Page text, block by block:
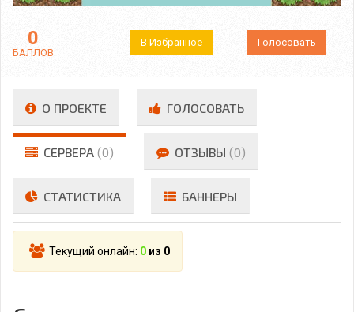
0
БАЛЛОВ
В Избранное Голосовать
О ПРОЕКТЕ ГОЛОСОВАТЬ
СЕРВЕРА (0) ОТЗЫВЫ (0)
СТАТИСТИКА БАННЕРЫ
Текущий онлайн: 0 из 0